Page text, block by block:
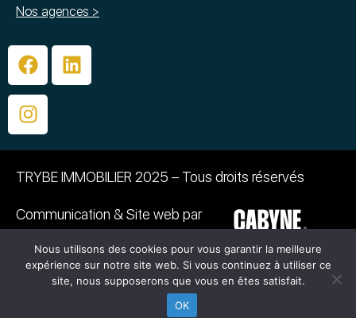
Nos agences >
TRYBE IMMOBILIER 2025 – Tous droits réservés
Communication & Site web par
PHOTOGRAPHIE :
©Caroline BAZIN – ©Emmanuelle Grimaud –
Nous utilisons des cookies pour vous garantir la meilleure
expérience sur notre site web. Si vous continuez à utiliser ce
site, nous supposerons que vous en êtes satisfait.
OK